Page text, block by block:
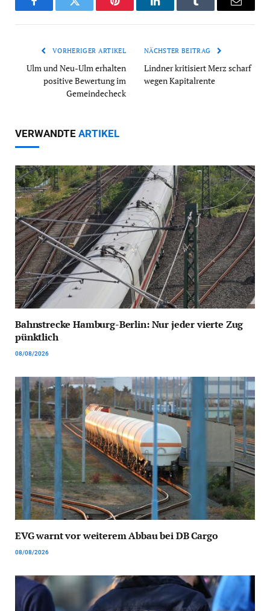
FacebookTwitter Pinterest LinkedInTumblr Email
VORHERIGER ARTIKEL
Ulm und Neu-Ulm erhalten
positive Bewertung im
Gemeindecheck
NÄCHSTER BEITRAG
Lindner kritisiert Merz scharf
wegen Kapitalrente
VERWANDTE ARTIKEL
Bahnstrecke Hamburg-Berlin: Nur jeder vierte Zug
pünktlich
08/08/2026
EVG warnt vor weiterem Abbau bei DB Cargo
08/08/2026